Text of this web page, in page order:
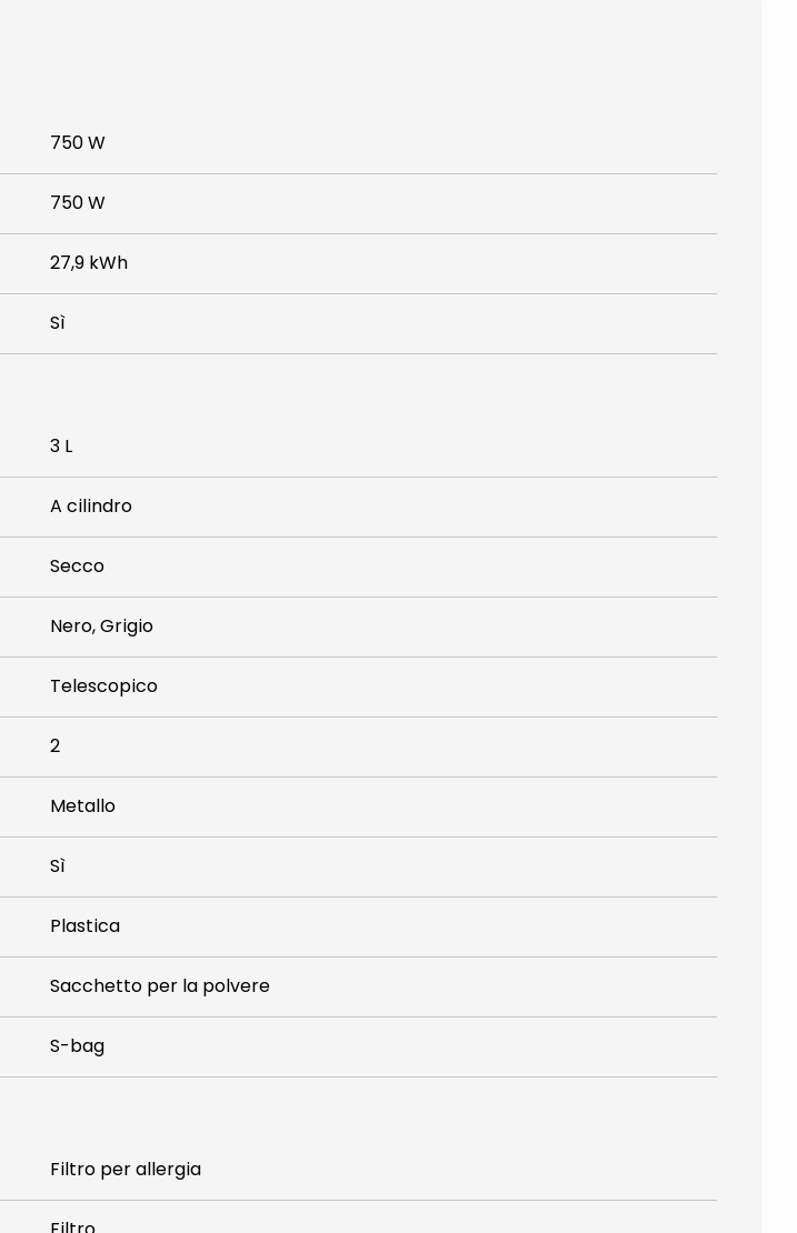
750 W
750 W
27,9 kWh
Sì
3 L
A cilindro
Secco
Nero, Grigio
Telescopico
2
Metallo
Sì
Plastica
Sacchetto per la polvere
S-bag
Filtro per allergia